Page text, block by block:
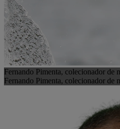
Fernando Pimenta, colecionador
Fernando Pimenta, colecionador